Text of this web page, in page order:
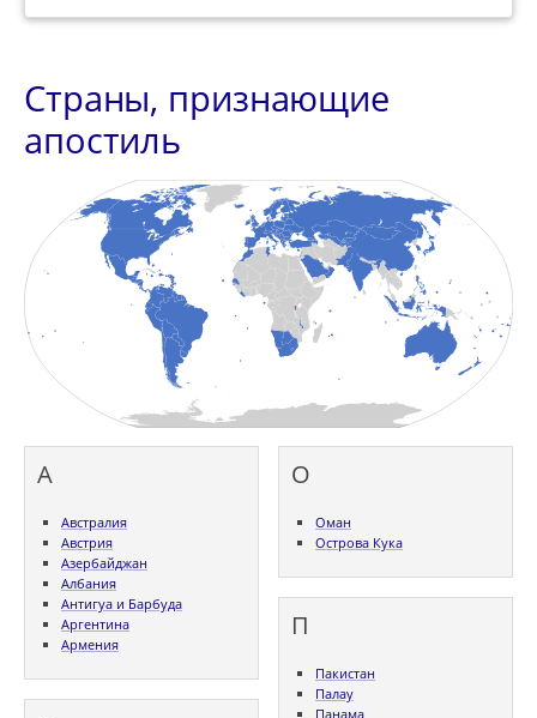
Страны, признающие
апостиль
А
Австралия
Австрия
Азербайджан
Албания
Антигуа и Барбуда
Аргентина
Армения
О
Оман
Острова Кука
П
Пакистан
Палау
Панама